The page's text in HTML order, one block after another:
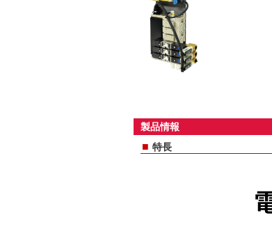
製品情報
■ 特長